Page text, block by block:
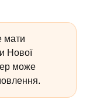
мати
Нової
може